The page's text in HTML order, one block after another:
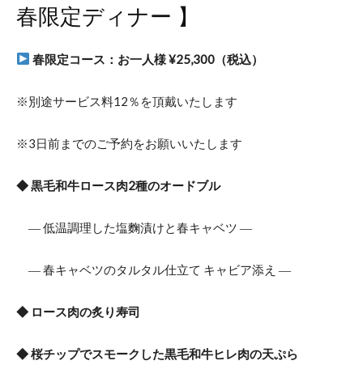
春限定ディナー 】
春限定コース：お一人様 ¥25,300（税込）
※別途サービス料12％を頂戴いたします
※3日前までのご予約をお願いいたします
◆ 黒毛和牛ロース肉2種のオードブル
― 低温調理した塩麴漬けと春キャベツ ―
― 春キャベツのタルタル仕立て キャビア添え ―
◆ ロース肉の炙り寿司
◆ 桜チップでスモークした黒毛和牛ヒレ肉の天ぷら